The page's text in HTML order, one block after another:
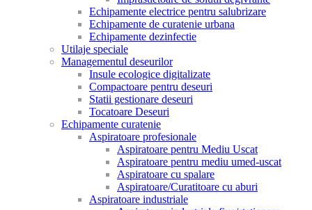
Echipamente electrice pentru salubrizare
Echipamente de curatenie urbana
Echipamente dezinfectie
Utilaje speciale
Managementul deseurilor
Insule ecologice digitalizate
Compactoare pentru deseuri
Statii gestionare deseuri
Tocatoare Deseuri
Echipamente curatenie
Aspiratoare profesionale
Aspiratoare pentru Mediu Uscat
Aspiratoare pentru mediu umed-uscat
Aspiratoare cu spalare
Aspiratoare/Curatitoare cu aburi
Aspiratoare industriale